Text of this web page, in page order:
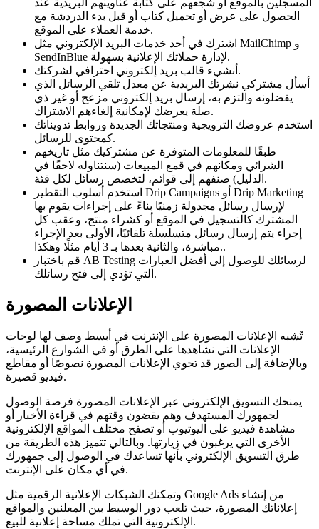
المسجلين بالموقع أو شجعهم على كتابة عناوينهم البريدية عند
الحصول على عرض أو تحميل كتاب أو قبل بدء الدردشة مع
خدمة العملاء على الموقع.
اشترك في أحد خدمات البريد الإلكتروني مثل MailChimp و
SendInBlue لإدارة حملاتك الإعلانية بسهولة.
أنشيء قالب بريد إلكتروني احترافي لشركتك.
أسأل مشتركي نشرتك البريدية عن معدل تلقي الرسائل الذي
يفضلونه والتزم به، إرسال بريد إلكتروني مزعج أو غير ذي
صلة يعرضك لإمكانية إلغاءهم الاشتراك.
استخدم عروضك الترويجية ومنتجاتك الجديدة وروابط تدويناتك
كمحتوى للرسائل.
طبقًا للمعلومات المتوفرة عن مشتركيك مثل تاريخهم
الشرائي ومكانهم في قمع المبيعات (سنتناوله لاحقًا في
الدليل) صنفهم إلى قوائم، لتخصص رسائل لكل فئة.
استخدم أسلوب التقطير Drip Campaigns أو Drip Marketing
لإرسال رسائل مجدولة زمنيًا بناءً على إجراءات يقوم بها
المشترك كالتسجيل في الموقع أو كشراء منتج، وعقب كل
إجراء يتم إرسال رسائل متسلسلة تلقائيًا، الأولى بعد الإجراء
مباشرة، والثانية بعدها بـ 3 أيام مثلًا وهكذا..
قم باختبار AB Testing لرسائلك للوصول إلى أفضل العبارات
التي تؤدي إلى فتح رسائلك.
الإعلانات المصورة
تُشبه الإعلانات المصورة على الإنترنت في أبسط وصف لها لوحات
الإعلانات التي نشاهدها على الطرق أو في الشوارع الرئيسية،
وبالإضافة إلى الصور قد تحوي الإعلانات المصورة نصوصًا أو مقاطع
فيديو قصيرة.
يمنحك التسويق الإلكتروني عبر الإعلانات المصورة فرصة الوصول
لجمهورك المستهدف وهم يقضون وقتهم في قراءة الأخبار أو
مشاهدة فيديو على اليوتيوب أو تصفح مختلف المواقع الإلكترونية
الأخرى التي يرغبون في زيارتها. وبالتالي تتميز هذه الطريقة من
طرق التسويق الإلكتروني بأنها تساعدك في الوصول إلى جمهورك
في أي مكان على الإنترنت.
وتمكنك الشبكات الإعلانية الرقمية مثل Google Ads من إنشاء
إعلاناتك المصورة، حيث تلعب دور الوسيط بين المعلنين والمواقع
الإلكترونية التي تملك مساحة إعلانية للبيع.